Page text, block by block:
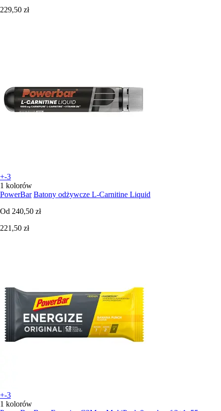
229,50 zł
+-3
1 kolorów
PowerBar Batony odżywcze L-Carnitine Liquid
Od 240,50 zł
221,50 zł
+-3
1 kolorów